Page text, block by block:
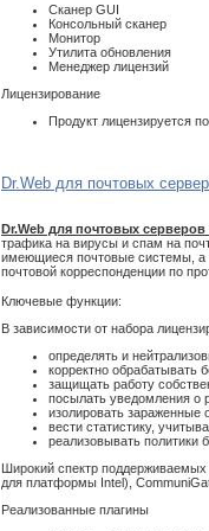
Сканер GUI
Консольный сканер
Монитор
Утилита обновления
Менеджер лицензий
Лицензирование
Продукт лицензируется
Dr.Web для почтовых
Dr.Web для почтовых серверов
трафика на вирусы и спам на
имеющиеся почтовые системы, а
почтовой корреспонденции по
Ключевые функции:
В зависимости от набора
определять и
корректно обрабатывать
защищать работу
посылать уведомления о
изолировать зараженные
вести статистику,
реализовывать политики
Широкий спектр
для платформы Intel),
Реализованные плагины